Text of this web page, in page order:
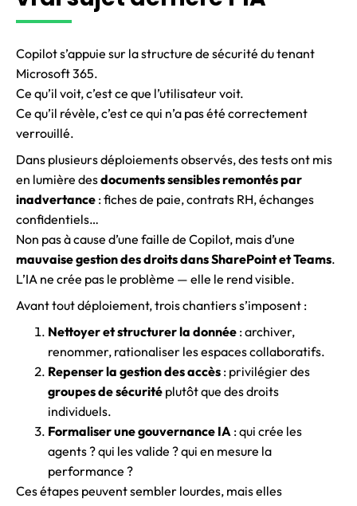
Copilot s’appuie sur la structure de sécurité du tenant
Microsoft 365.
Ce qu’il voit, c’est ce que l’utilisateur voit.
Ce qu’il révèle, c’est ce qui n’a pas été correctement
verrouillé.
Dans plusieurs déploiements observés, des tests ont mis
en lumière desdocuments sensibles remontés par
inadvertance : fiches de paie, contrats RH, échanges
confidentiels…
Non pas à cause d’une faille de Copilot, mais d’une
mauvaise gestion des droits dans SharePoint et Teams.
L’IA ne crée pas le problème — elle le rend visible.
Avant tout déploiement, trois chantiers s’imposent :
Nettoyer et structurer la donnée : archiver,
renommer, rationaliser les espaces collaboratifs.
Repenser la gestion des accès : privilégier des
groupes de sécurité plutôt que des droits
individuels.
Formaliser une gouvernance IA : qui crée les
agents ? qui les valide ? qui en mesure la
performance ?
Ces étapes peuvent sembler lourdes, mais elles